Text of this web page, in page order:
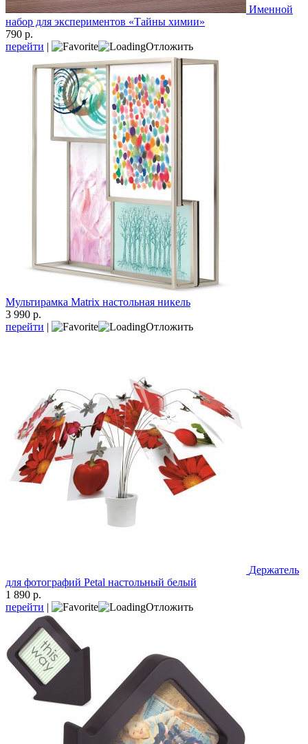
Именной
набор для экспериментов «Тайны химии»
790 р.
перейти | Отложить
Мультирамка Matrix настольная никель
3 990 р.
перейти | Отложить
Держатель
для фотографий Petal настольный белый
1 890 р.
перейти | Отложить